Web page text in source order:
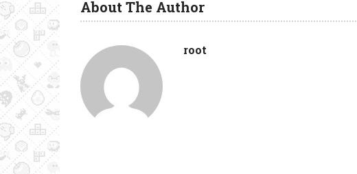
About The Author
root